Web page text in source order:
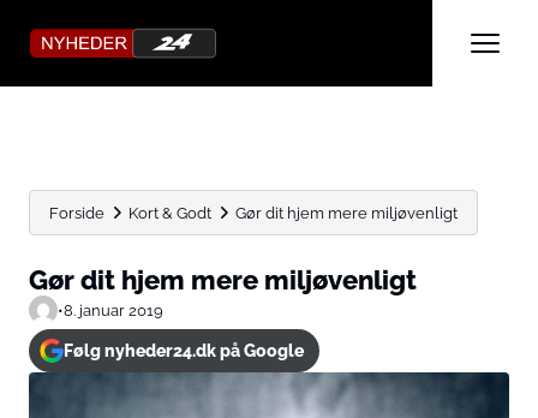
Forside Kort & Godt Gør dit hjem mere miljøvenligt
Gør dit hjem mere miljøvenligt
•8. januar 2019
Følg nyheder24.dk på Google